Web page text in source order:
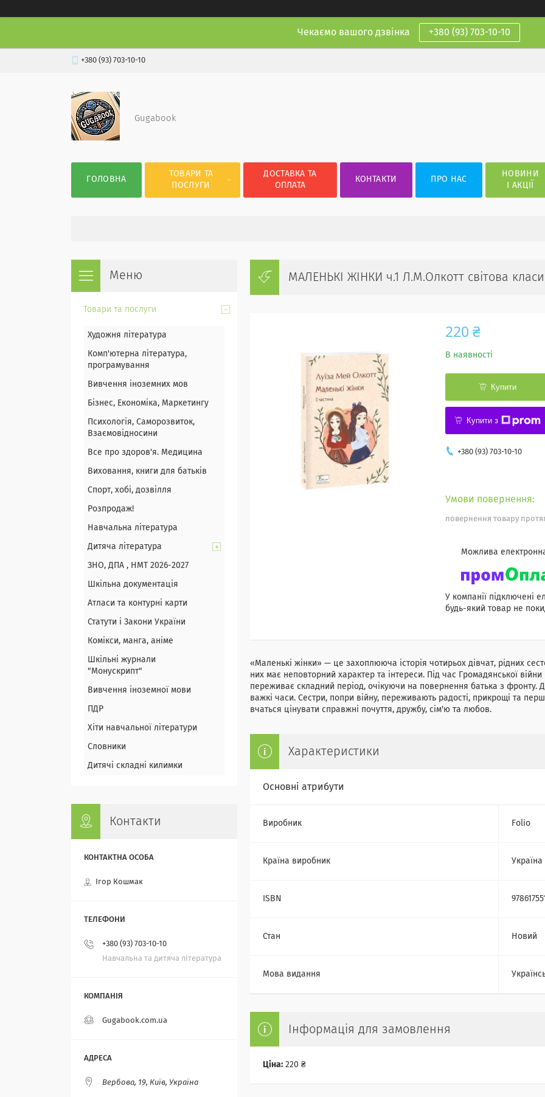
Чекаємо вашого дзвінка +380 (93) 703-10-10
+380 (93) 703-10-10
Gugabook
ГОЛОВНА
ТОВАРИ ТА
ПОСЛУГИ
ДОСТАВКА ТА
ОПЛАТА
КОНТАКТИ ПРО НАС
НОВИНИ
І АКЦІЇ
МАЛЕНЬКІ ЖІНКИ ч.1 Л.М.Олкотт світова
220 ₴
В наявності
Купити
Купити з
+380 (93) 703-10-10
повернення товару
У компанії підключені
будь-який товар не
«Маленькі жінки» — це захоплююча історія чотирьох дівчат, рідних
них має неповторний характер та інтереси. Під час Громадянської
переживає складний період, очікуючи на повернення батька з фронту.
важкі часи. Сестри, попри війну, переживають радості, прикрощі та
вчаться цінувати справжні почуття, дружбу, сім'ю та любов.
Характеристики
Основні атрибути
Виробник Folio
Країна виробник Україна
ISBN
Стан Новий
Мова видання
Інформація для замовлення
Ціна: 220 ₴
Товари та послуги
Художня література
Комп'ютерна література,
програмування
Вивчення іноземних мов
Бізнес, Економіка, Маркетингу
Психологія, Саморозвиток,
Взаємовідносини
Все про здоров'я. Медицина
Виховання, книги для батьків
Спорт, хобі, дозвілля
Розпродаж!
Навчальна література
Дитяча література
ЗНО, ДПА , НМТ 2026-2027
Шкільна документація
Атласи та контурні карти
Статути і Закони України
Комікси, манга, аніме
Шкільні журнали
"Монускрипт"
Вивчення іноземної мови
ПДР
Хіти навчальної літератури
Словники
Дитячі складні килимки
Контакти
Ігор Кошмак
+380 (93) 703-10-10
Навчальна та дитяча література
Gugabook.com.ua
Вербова, 19, Київ, Україна